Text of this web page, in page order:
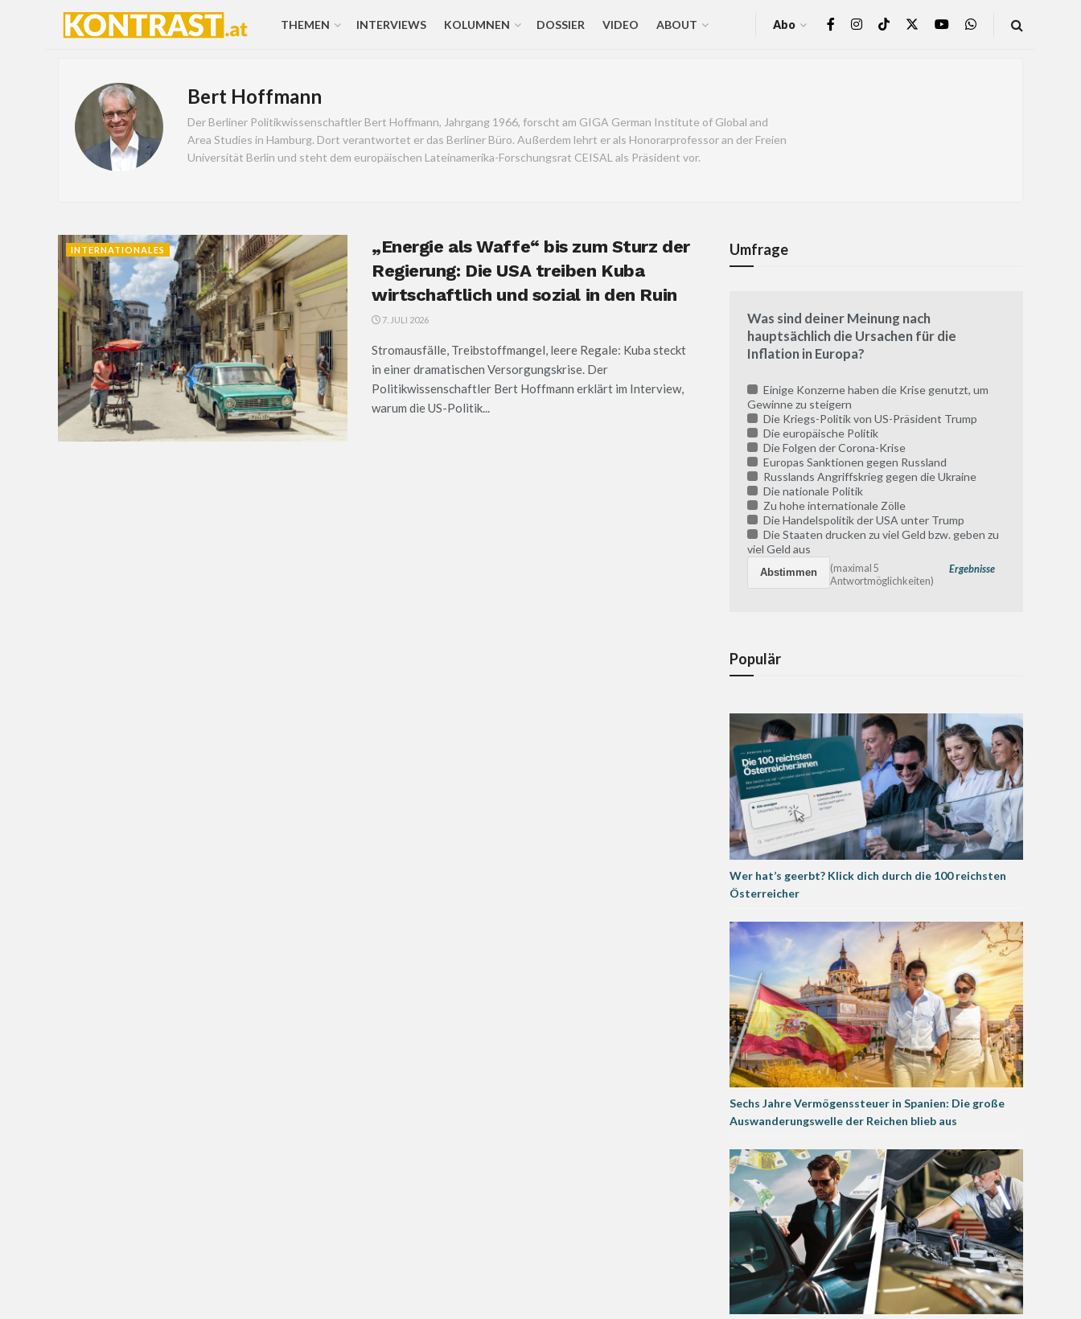
THEMEN INTERVIEWS KOLUMNEN DOSSIER VIDEO ABOUT Abo
Bert Hoffmann
Der Berliner Politikwissenschaftler Bert Hoffmann, Jahrgang 1966, forscht am GIGA German Institute of Global and
Area Studies in Hamburg. Dort verantwortet er das Berliner Büro. Außerdem lehrt er als Honorarprofessor an der Freien
Universität Berlin und steht dem europäischen Lateinamerika-Forschungsrat CEISAL als Präsident vor.
INTERNATIONALES
„Energie als Waffe“ bis zum Sturz der
Regierung: Die USA treiben Kuba
wirtschaftlich und sozial in den Ruin
7. JULI 2026
Stromausfälle, Treibstoffmangel, leere Regale: Kuba steckt
in einer dramatischen Versorgungskrise. Der
Politikwissenschaftler Bert Hoffmann erklärt im Interview,
warum die US-Politik...
Umfrage
Was sind deiner Meinung nach
hauptsächlich die Ursachen für die
Inflation in Europa?
Einige Konzerne haben die Krise genutzt, um
Gewinne zu steigern
Die Kriegs-Politik von US-Präsident Trump
Die europäische Politik
Die Folgen der Corona-Krise
Europas Sanktionen gegen Russland
Russlands Angriffskrieg gegen die Ukraine
Die nationale Politik
Zu hohe internationale Zölle
Die Handelspolitik der USA unter Trump
Die Staaten drucken zu viel Geld bzw. geben zu
viel Geld aus
Ergebnisse
(maximal 5
Antwortmöglichkeiten)
Populär
Wer hat’s geerbt? Klick dich durch die 100 reichsten
Österreicher
Sechs Jahre Vermögenssteuer in Spanien: Die große
Auswanderungswelle der Reichen blieb aus